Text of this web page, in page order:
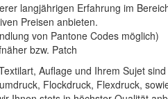
langjährigen Erfahrung im
Preisen anbieten.
von Pantone Codes möglich)
bzw. Patch
Auflage und Ihrem Sujet
Flockdruck, Flexdruck,